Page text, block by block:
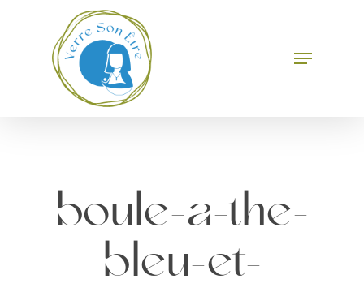
Menu
boule-a-the-
bleu-et-